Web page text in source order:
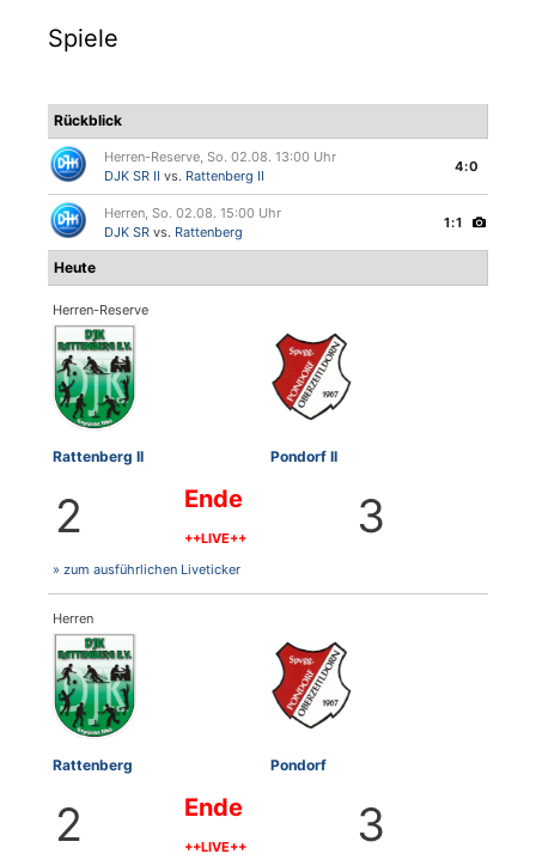
Spiele
Rückblick
Herren-Reserve, So. 02.08. 13:00 Uhr
DJK SR II vs. Rattenberg II
4:0
Herren, So. 02.08. 15:00 Uhr
DJK SR vs. Rattenberg
1:1
Heute
Herren-Reserve
Rattenberg II Pondorf II
2 Ende
++LIVE++ 3
» zum ausführlichen Liveticker
Herren
Rattenberg Pondorf
2 Ende
++LIVE++ 3